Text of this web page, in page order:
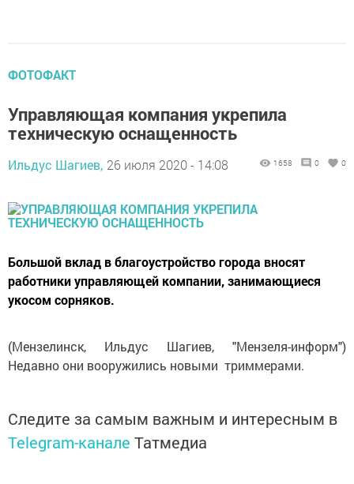
ФОТОФАКТ
Управляющая компания укрепила
техническую оснащенность
Ильдус Шагиев, 26 июля 2020 - 14:08 1658 0 0
Большой вклад в благоустройство города вносят
работники управляющей компании, занимающиеся
укосом сорняков.
(Мензелинск, Ильдус Шагиев, "Мензеля-информ")
Недавно они вооружились новыми триммерами.
Следите за самым важным и интересным в
Telegram-канале Татмедиа